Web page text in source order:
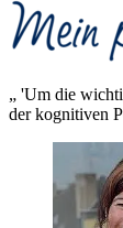
„ 'Um die
der kognitiven